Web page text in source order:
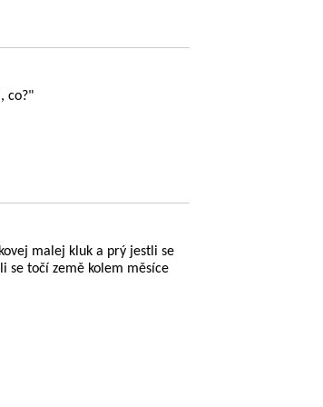
co?"
malej kluk a prý jestli se
se točí země kolem měsíce